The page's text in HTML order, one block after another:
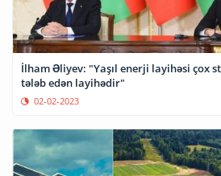
İlham Əliyev: "Yaşıl enerji layihəsi çox
tələb edən layihədir"
02-02-2023